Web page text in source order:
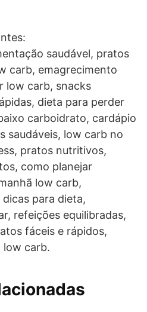
saudável, pratos
carb, emagrecimento
low carb, snacks
dieta para perder
carboidrato, cardápio
saudáveis, low carb no
pratos nutritivos,
como planejar
low carb,
para dieta,
refeições equilibradas,
fáceis e rápidos,
low carb.